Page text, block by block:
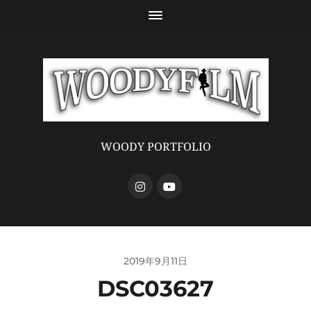
WOODY PORTFOLIO
2019年9月11日
DSC03627